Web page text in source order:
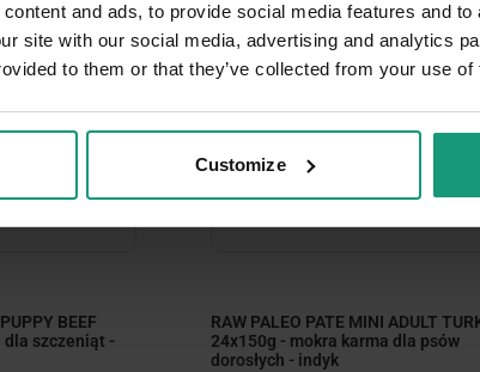
and ads, to provide social media features and
site with our social media, advertising and analytics
to them or that they’ve collected from your use
Customize
BEEF
dla szczeniąt -
RAW PALEO PATE MINI ADULT
24x150g - mokra karma dla psów
dorosłych - indyk